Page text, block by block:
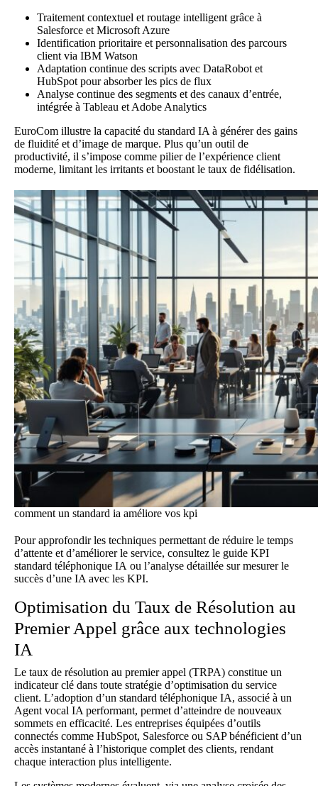
Traitement contextuel et routage intelligent grâce à
Salesforce et Microsoft Azure
Identification prioritaire et personnalisation des parcours
client via IBM Watson
Adaptation continue des scripts avec DataRobot et
HubSpot pour absorber les pics de flux
Analyse continue des segments et des canaux d’entrée,
intégrée à Tableau et Adobe Analytics
EuroCom illustre la capacité du standard IA à générer des gains
de fluidité et d’image de marque. Plus qu’un outil de
productivité, il s’impose comme pilier de l’expérience client
moderne, limitant les irritants et boostant le taux de fidélisation.
comment un standard ia améliore vos kpi
Pour approfondir les techniques permettant de réduire le temps
d’attente et d’améliorer le service, consultez le guide KPI
standard téléphonique IA ou l’analyse détaillée surmesurer le
succès d’une IA avec les KPI.
Optimisation du Taux de Résolution au
Premier Appel grâce aux technologies
IA
Le taux de résolution au premier appel (TRPA) constitue un
indicateur clé dans toute stratégie d’optimisation du service
client. L’adoption d’un standard téléphonique IA, associé à un
Agent vocal IA performant, permet d’atteindre de nouveaux
sommets en efficacité. Les entreprises équipées d’outils
connectés comme HubSpot, Salesforce ou SAP bénéficient d’un
accès instantané à l’historique complet des clients, rendant
chaque interaction plus intelligente.